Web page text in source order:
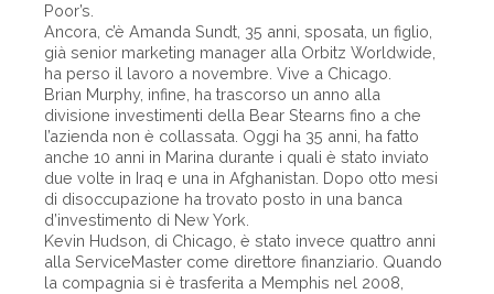
Poor’s.
Ancora, c’è Amanda Sundt, 35 anni, sposata, un figlio,
già senior marketing manager alla Orbitz Worldwide,
ha perso il lavoro a novembre. Vive a Chicago.
Brian Murphy, infine, ha trascorso un anno alla
divisione investimenti della Bear Stearns fino a che
l’azienda non è collassata. Oggi ha 35 anni, ha fatto
anche 10 anni in Marina durante i quali è stato inviato
due volte in Iraq e una in Afghanistan. Dopo otto mesi
di disoccupazione ha trovato posto in una banca
d’investimento di New York.
Kevin Hudson, di Chicago, è stato invece quattro anni
alla ServiceMaster come direttore finanziario. Quando
la compagnia si è trasferita a Memphis nel 2008,